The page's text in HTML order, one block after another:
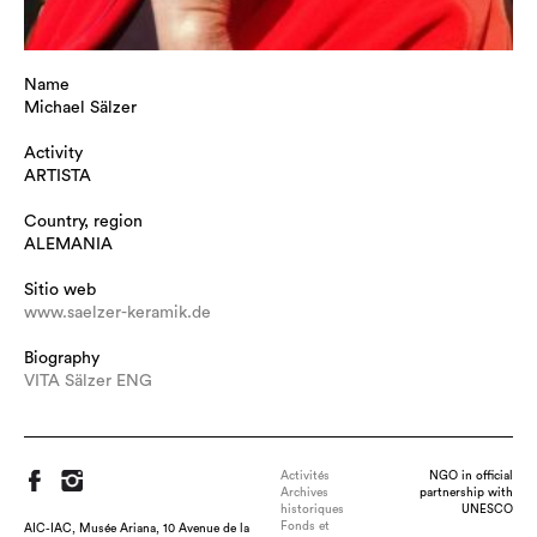
Name
Michael Sälzer
Activity
ARTISTA
Country, region
ALEMANIA
Sitio web
www.saelzer-keramik.de
Biography
VITA Sälzer ENG
AIC-IAC, Musée Ariana, 10 Avenue de la
Activités
Archives
historiques
Fonds et
NGO in official
partnership with
UNESCO